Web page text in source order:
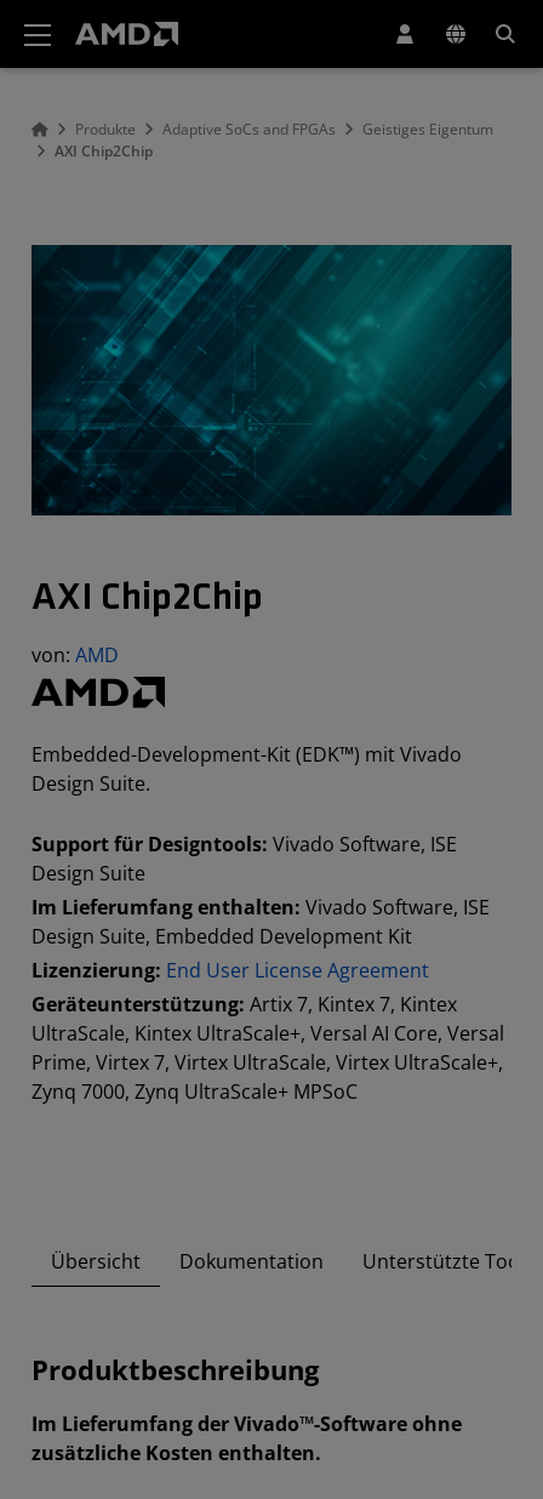
Produkte Adaptive SoCs and FPGAs
Geistiges Eigentum
AXI Chip2Chip
AXI Chip2Chip
von: AMD
Embedded-Development-Kit (EDK™) mit Vivado
Design Suite.
Support für Designtools: Vivado Software, ISE
Design Suite
Im Lieferumfang enthalten: Vivado Software, ISE
Design Suite, Embedded Development Kit
Lizenzierung: End User License Agreement
Geräteunterstützung: Artix 7, Kintex 7, Kintex
UltraScale, Kintex UltraScale+, Versal AI Core, Versal
Prime, Virtex 7, Virtex UltraScale, Virtex UltraScale+,
Zynq 7000, Zynq UltraScale+ MPSoC
Übersicht Dokumentation Unterstützte Tool-
Produktbeschreibung
Im Lieferumfang der Vivado™-Software ohne
zusätzliche Kosten enthalten.